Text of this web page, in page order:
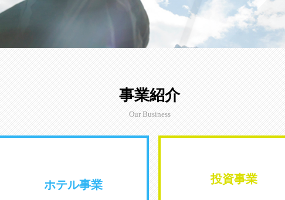
事業紹介
Our Business
ホテル事業 投資事業